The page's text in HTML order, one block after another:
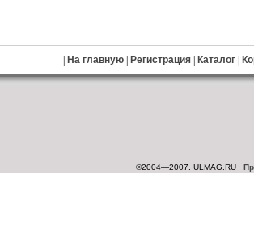
На главную| Регистрация| Каталог|
©2004—2007. ULMAG.RU